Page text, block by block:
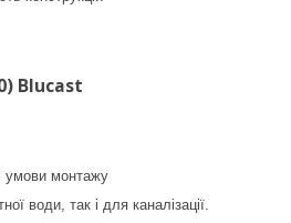
Blucast
умови монтажу
води, так і для каналізації.